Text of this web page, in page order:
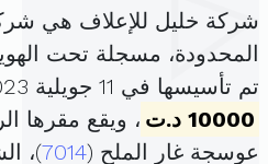
شركة خليل للإعلاف هي
المحدودة، مسجلة تحت
تم تأسيسها في 11 جويلية 2023 برأس مال قدره
10000 د.ت
، ويقع مقرها
عوسجة غار الملح (7014)،